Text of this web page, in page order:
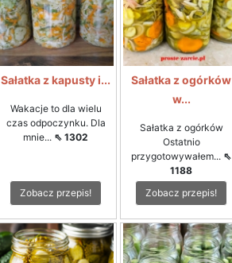
Sałatka z kapusty i...
Wakacje to dla wielu
czas odpoczynku. Dla
mnie... ⇖ 1302
Zobacz przepis!
Sałatka z ogórków
w...
Sałatka z ogórków
Ostatnio
przygotowywałem... ⇖
1188
Zobacz przepis!